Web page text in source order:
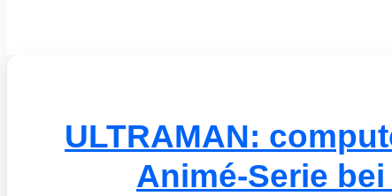
ULTRAMAN:
Animé-Serie